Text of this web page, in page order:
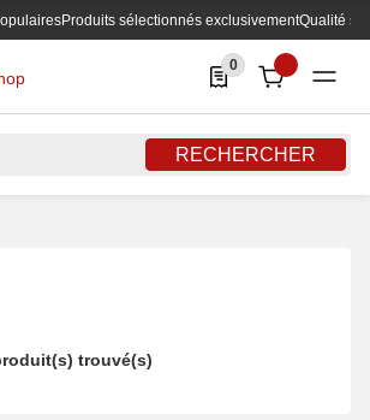
Produits sélectionnés exclusivementQualité
RECHERCHER
0
0 Produkte in der
trouvé(s)